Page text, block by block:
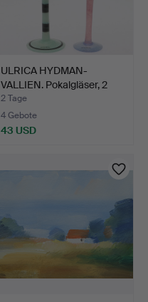
ULRICA HYDMAN-
VALLIEN. Pokalgläser, 2
Stk.…
2 Tage
4 Gebote
43 USD